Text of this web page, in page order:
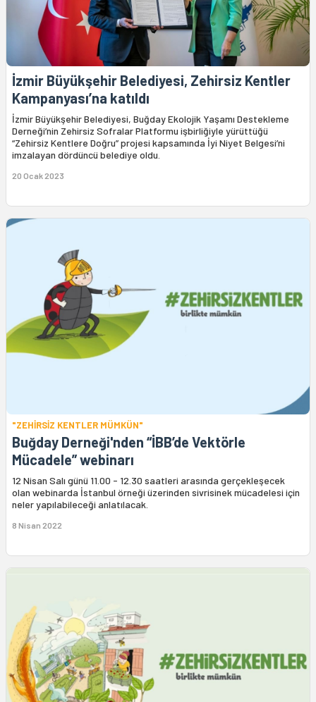
İzmir Büyükşehir Belediyesi, Zehirsiz Kentler
Kampanyası’na katıldı
İzmir Büyükşehir Belediyesi, Buğday Ekolojik Yaşamı Destekleme
Derneği’nin Zehirsiz Sofralar Platformu işbirliğiyle yürüttüğü
“Zehirsiz Kentlere Doğru” projesi kapsamında İyi Niyet Belgesi’ni
imzalayan dördüncü belediye oldu.
20 Ocak 2023
"ZEHİRSİZ KENTLER MÜMKÜN"
Buğday Derneği'nden “İBB’de Vektörle
Mücadele” webinarı
12 Nisan Salı günü 11.00 - 12.30 saatleri arasında gerçekleşecek
olan webinarda İstanbul örneği üzerinden sivrisinek mücadelesi için
neler yapılabileceği anlatılacak.
8 Nisan 2022